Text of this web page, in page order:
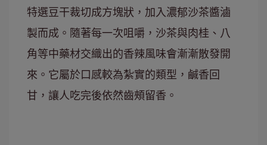
特選豆干裁切成方塊狀，加入濃郁沙茶醬滷
製而成。隨著每一次咀嚼，沙茶與肉桂、八
角等中藥材交織出的香辣風味會漸漸散發開
來。它屬於口感較為紮實的類型，鹹香回
甘，讓人吃完後依然齒頰留香。